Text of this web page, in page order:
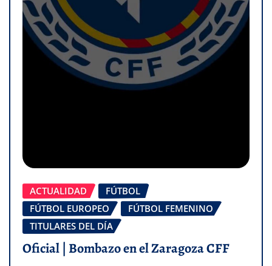
ACTUALIDAD
FÚTBOL
FÚTBOL EUROPEO
FÚTBOL FEMENINO
TITULARES DEL DÍA
Oficial | Bombazo en el Zaragoza CFF